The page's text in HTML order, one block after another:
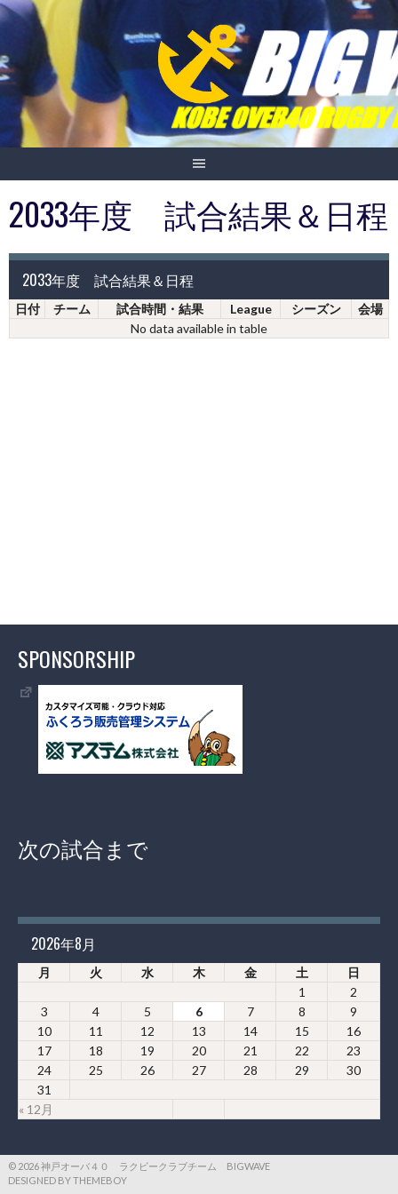
Skip
content
2033年度 試合結果＆日程
2033年度 試合結果＆日程
日付 チーム 試合時間・結果 League シーズン
会場
No data available in table
SPONSORSHIP
次の試合まで
2026年8月
月 火 水 木 金 土 日
« 12月
1
2
3
4 5 6 7 8
9
10
11 12 13 14 15
16
17
18 19 20 21 22
23
24
25 26 27 28 29
30
31
© 2026 神戸オーバ４０ ラクビークラブチーム BIGWAVE
DESIGNED BY THEMEBOY